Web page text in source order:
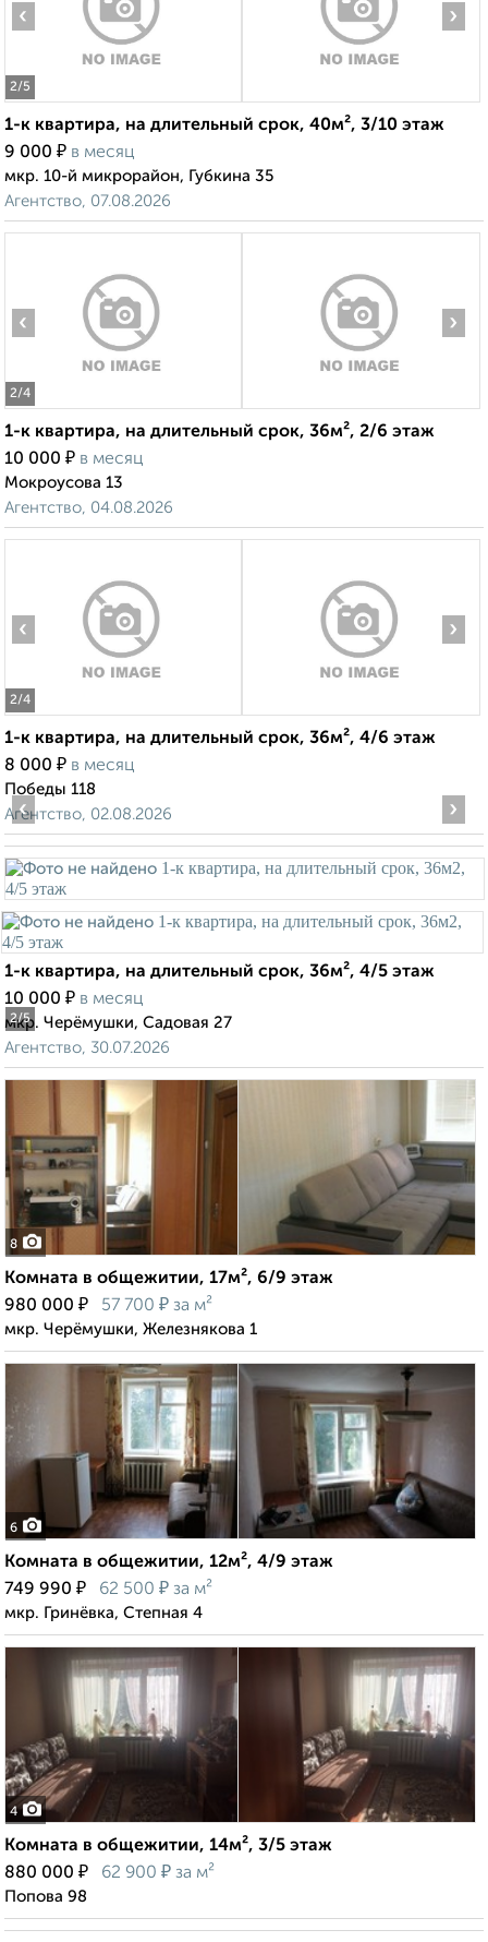
2/5
‹ ›
1-к квартира, на длительный срок, 40м², 3/10 этаж
9 000 ₽ в месяц
мкр. 10-й микрорайон, Губкина 35
Агентство, 07.08.2026
2/4
‹ ›
1-к квартира, на длительный срок, 36м², 2/6 этаж
10 000 ₽ в месяц
Мокроусова 13
Агентство, 04.08.2026
2/4
‹ ›
1-к квартира, на длительный срок, 36м², 4/6 этаж
8 000 ₽ в месяц
Победы 118
Агентство, 02.08.2026
2/5
‹ ›
1-к квартира, на длительный срок, 36м², 4/5 этаж
10 000 ₽ в месяц
мкр. Черёмушки, Садовая 27
Агентство, 30.07.2026
8
Комната в общежитии, 17м², 6/9 этаж
980 000 ₽ 57 700 ₽ за м²
мкр. Черёмушки, Железнякова 1
6
Комната в общежитии, 12м², 4/9 этаж
749 990 ₽ 62 500 ₽ за м²
мкр. Гринёвка, Степная 4
4
Комната в общежитии, 14м², 3/5 этаж
880 000 ₽ 62 900 ₽ за м²
Попова 98